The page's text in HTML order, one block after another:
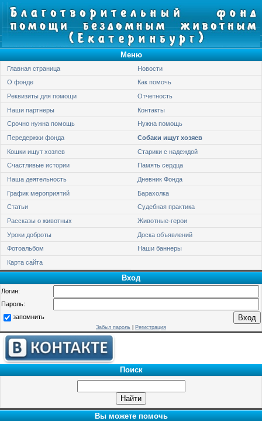
Меню
Главная страница
Новости
О фонде
Как помочь
Реквизиты для помощи
Отчетность
Наши партнеры
Контакты
Срочно нужна помощь
Нужна помощь
Передержки фонда
Собаки ищут хозяев
Кошки ищут хозяев
Старики с надеждой
Счастливые истории
Память сердца
Наша деятельность
Дневник Фонда
График мероприятий
Барахолка
Статьи
Судебная практика
Рассказы о животных
Животные-герои
Уроки доброты
Доска объявлений
Фотоальбом
Наши баннеры
Карта сайта
Вход
Логин:
Пароль:
запомнить
Забыл пароль Регистрация
Поиск
Вы можете помочь